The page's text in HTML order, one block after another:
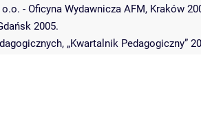
- Oficyna Wydawnicza AFM, Kraków
2005.
„Kwartalnik Pedagogiczny”